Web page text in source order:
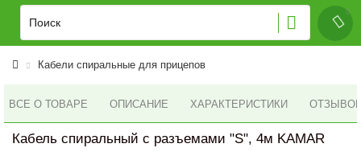
Кабели спиральные для прицепов
ВСЕ О ТОВАРЕ ОПИСАНИЕ ХАРАКТЕРИСТИКИ ОТЗЫВОВ
Кабель спиральный с разъемами "S", 4м KAMAR